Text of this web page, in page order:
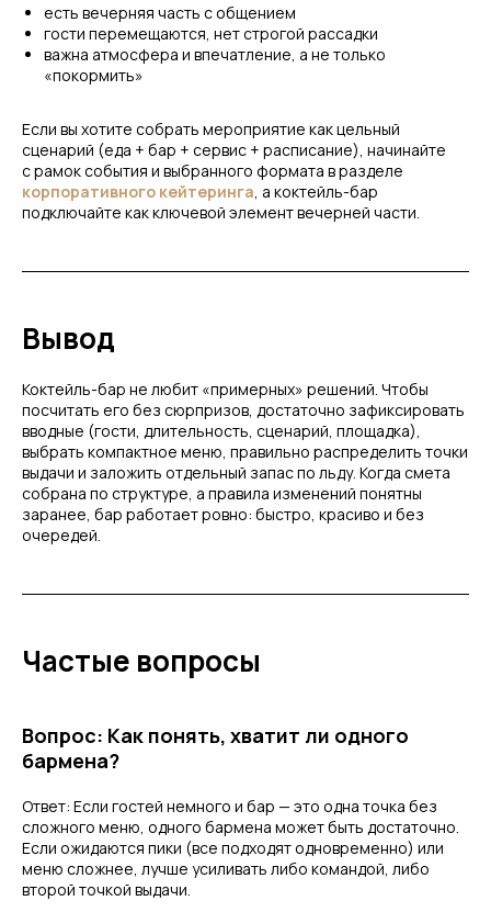
есть вечерняя часть с общением
гости перемещаются, нет строгой рассадки
важна атмосфера и впечатление, а не только
«покормить»
Если вы хотите собрать мероприятие как цельный
сценарий (еда + бар + сервис + расписание), начинайте
с рамок события и выбранного формата в разделе
корпоративного кейтеринга, а коктейль-бар
подключайте как ключевой элемент вечерней части.
Вывод
Коктейль-бар не любит «примерных» решений. Чтобы
посчитать его без сюрпризов, достаточно зафиксировать
вводные (гости, длительность, сценарий, площадка),
выбрать компактное меню, правильно распределить точки
выдачи и заложить отдельный запас по льду. Когда смета
собрана по структуре, а правила изменений понятны
заранее, бар работает ровно: быстро, красиво и без
очередей.
Частые вопросы
Вопрос: Как понять, хватит ли одного
бармена?
Ответ: Если гостей немного и бар — это одна точка без
сложного меню, одного бармена может быть достаточно.
Если ожидаются пики (все подходят одновременно) или
меню сложнее, лучше усиливать либо командой, либо
второй точкой выдачи.